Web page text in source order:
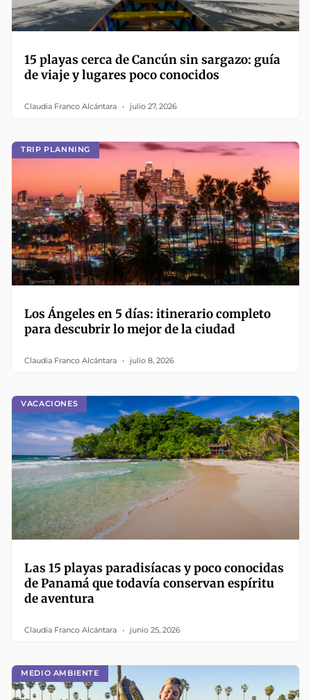
15 playas cerca de Cancún sin sargazo: guía
de viaje y lugares poco conocidos
Claudia Franco Alcántara julio 27, 2026
TRIP PLANNING
Los Ángeles en 5 días: itinerario completo
para descubrir lo mejor de la ciudad
Claudia Franco Alcántara julio 8, 2026
VACACIONES
Las 15 playas paradisíacas y poco conocidas
de Panamá que todavía conservan espíritu
de aventura
Claudia Franco Alcántara junio 25, 2026
MEDIO AMBIENTE